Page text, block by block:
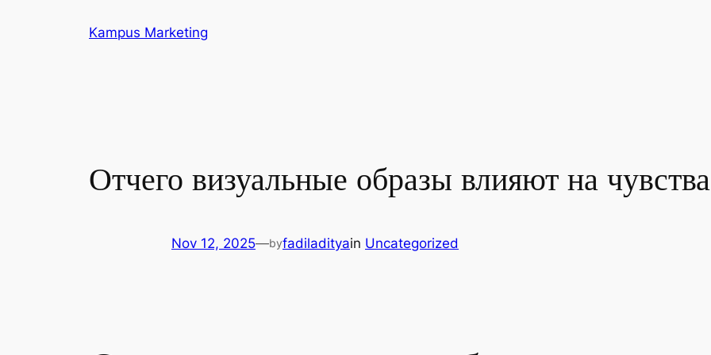
Kampus Marketing
Отчего визуальные образы влияют на чувства
Nov 12, 2025—byfadiladityain Uncategorized